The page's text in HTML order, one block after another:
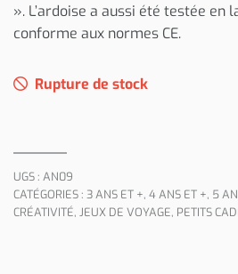
». L’ardoise a aussi été testée en
conforme aux normes CE.
Rupture de stock
UGS : AN09
CATÉGORIES : 3 ANS ET +, 4 ANS ET +, 5
CRÉATIVITÉ, JEUX DE VOYAGE, PETITS